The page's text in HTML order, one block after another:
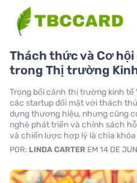
Thách thức và Cơ
trong Thị trường
Trong bối cảnh thị trường kinh
các startup đối mặt với thách
dựng thương hiệu, nhưng cũng
nghệ phát triển và chính sách
và chiến lược hợp lý là chìa
POR: LINDA CARTER EM 14 DE